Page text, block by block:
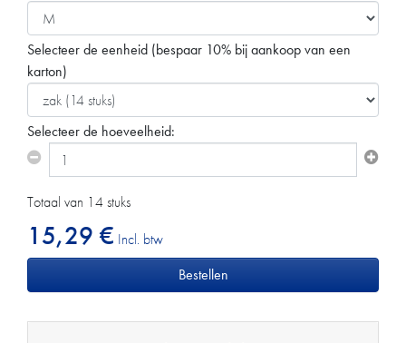
Selecteer de eenheid (bespaar 10% bij aankoop van een
karton)
Selecteer de hoeveelheid:
Totaal van 14 stuks
15,29 € Incl. btw